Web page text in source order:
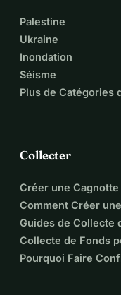
Palestine
Ukraine
Inondation
Séisme
Plus de Catégories
Collecter
Créer une
Comment Créer
Guides de Collecte
Collecte de Fonds
Pourquoi Faire